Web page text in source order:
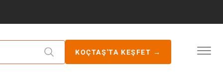
KOÇTAŞ'TA KEŞFET →